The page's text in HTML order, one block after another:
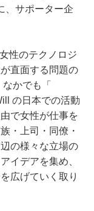
、サポーター企
性のテクノロジ
直面する問題の
かでも「
の日本での活動
で女性が仕事を
・上司・同僚・
の様々な立場の
イデアを集め、
広げていく取り